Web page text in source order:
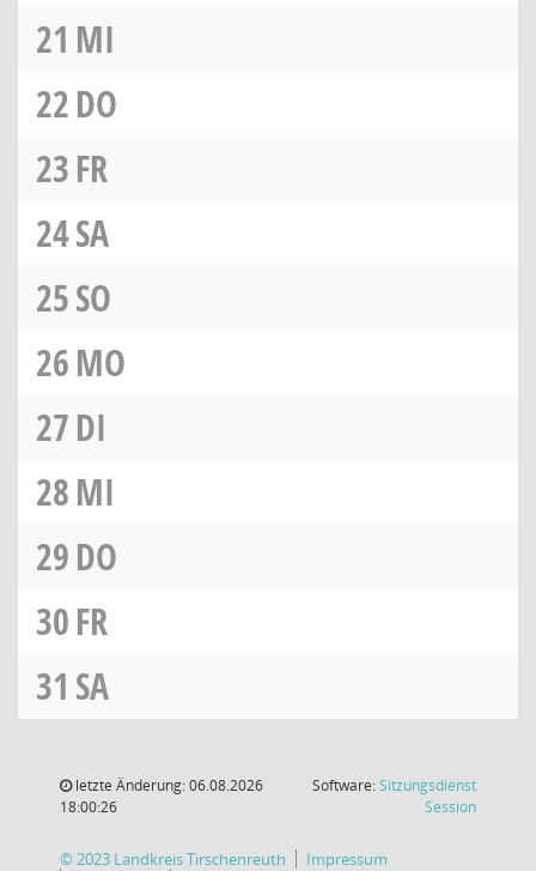
21 MI
22DO
23FR
24SA
25SO
26MO
27DI
28MI
29DO
30FR
31 SA
letzte Änderung: 06.08.2026
18:00:26
Software:Sitzungsdienst
Session(Wird in
© 2023 Landkreis Tirschenreuth
Impressum